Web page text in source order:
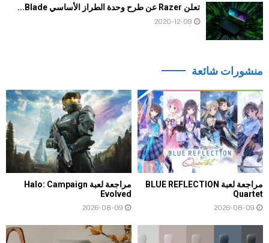
تعلن Razer عن طرح وحدة الطراز الأساسي Blade...
2020-12-09
منشورات شائعة
مراجعة لعبة BLUE REFLECTION
Quartet
2026-08-09
مراجعة لعبة Halo: Campaign
Evolved
2026-08-09